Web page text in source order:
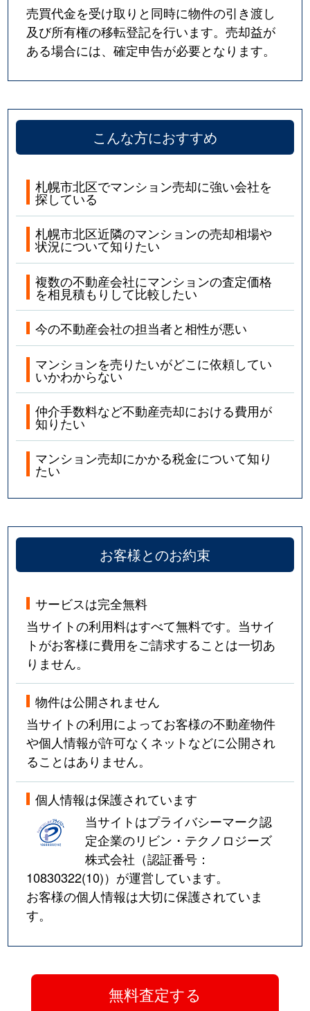
売買代金を受け取りと同時に物件の引き渡し
及び所有権の移転登記を行います。売却益が
ある場合には、確定申告が必要となります。
こんな方におすすめ
札幌市北区でマンション売却に強い会社を
探している
札幌市北区近隣のマンションの売却相場や
状況について知りたい
複数の不動産会社にマンションの査定価格
を相見積もりして比較したい
今の不動産会社の担当者と相性が悪い
マンションを売りたいがどこに依頼してい
いかわからない
仲介手数料など不動産売却における費用が
知りたい
マンション売却にかかる税金について知り
たい
お客様とのお約束
サービスは完全無料
当サイトの利用料はすべて無料です。当サイ
トがお客様に費用をご請求することは一切あ
りません。
物件は公開されません
当サイトの利用によってお客様の不動産物件
や個人情報が許可なくネットなどに公開され
ることはありません。
個人情報は保護されています
当サイトはプライバシーマーク認
定企業のリビン・テクノロジーズ
株式会社（認証番号：
10830322(10)）が運営しています。
お客様の個人情報は大切に保護されていま
す。